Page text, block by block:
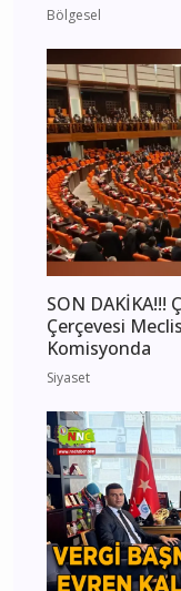
Bölgesel
SON DAKİKA!!!
Çerçevesi
Komisyonda
Siyaset